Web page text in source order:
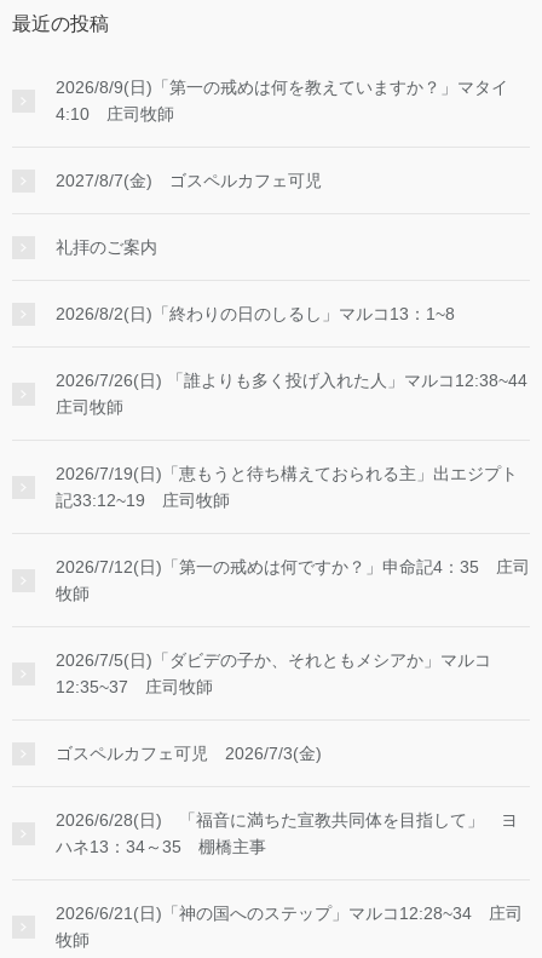
最近の投稿
2026/8/9(日)「第一の戒めは何を教えていますか？」マタイ
4:10 庄司牧師
2027/8/7(金) ゴスペルカフェ可児
礼拝のご案内
2026/8/2(日)「終わりの日のしるし」マルコ13：1~8
2026/7/26(日) 「誰よりも多く投げ入れた人」マルコ12:38~44
庄司牧師
2026/7/19(日)「恵もうと待ち構えておられる主」出エジプト
記33:12~19 庄司牧師
2026/7/12(日)「第一の戒めは何ですか？」申命記4：35 庄司
牧師
2026/7/5(日)「ダビデの子か、それともメシアか」マルコ
12:35~37 庄司牧師
ゴスペルカフェ可児 2026/7/3(金)
2026/6/28(日) 「福音に満ちた宣教共同体を目指して」 ヨ
ハネ13：34～35 棚橋主事
2026/6/21(日)「神の国へのステップ」マルコ12:28~34 庄司
牧師